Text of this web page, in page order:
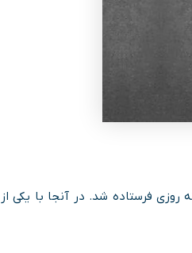
‌روزی فرستاده شد. در آنجا با یکی از